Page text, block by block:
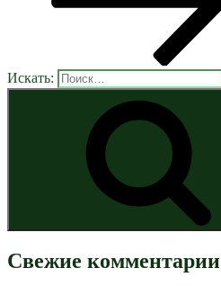
Искать:
Свежие комментарии